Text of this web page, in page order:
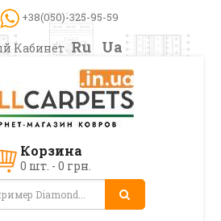
+38(050)-325-95-59
Кабинет Ru Ua
Корзина
0 шт. - 0 грн.